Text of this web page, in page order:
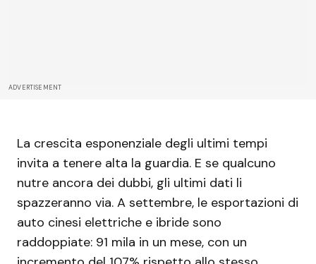
ADVERTISEMENT
La crescita esponenziale degli ultimi tempi
invita a tenere alta la guardia. E se qualcuno
nutre ancora dei dubbi, gli ultimi dati li
spazzeranno via. A settembre, le esportazioni di
auto cinesi elettriche e ibride sono
raddoppiate: 91 mila in un mese, con un